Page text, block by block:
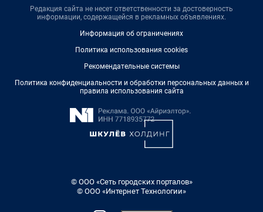
Редакция сайта не несет ответственности за достоверность
информации, содержащейся в рекламных объявлениях.
Информация об ограничениях
Политика использования cookies
Рекомендательные системы
Политика конфиденциальности и обработки персональных данных и
правила использования сайта
© ООО «Сеть городских порталов»
© ООО «Интернет Технологии»